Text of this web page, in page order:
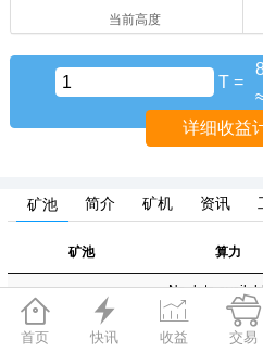
当前高度
T =
详细收益
矿池 简介 矿机 资讯
矿池 算力
No data
可以左右滑动表格

首页

快讯

收益

交易